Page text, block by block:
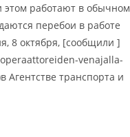
этом работают в обычном
перебои в работе
8 октября, [сообщили ]
venajalla-
Агентстве транспорта и